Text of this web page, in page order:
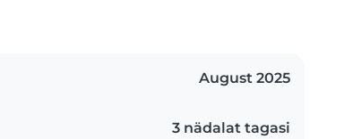
August 2025
3 nädalat tagasi